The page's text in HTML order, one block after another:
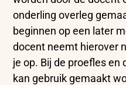
onderling overleg
beginnen op een later
docent neemt hierover
je op. Bij de proefles
kan gebruik gemaakt